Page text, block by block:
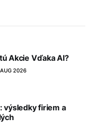
Akcie Vďaka AI?
2026
výsledky firiem a